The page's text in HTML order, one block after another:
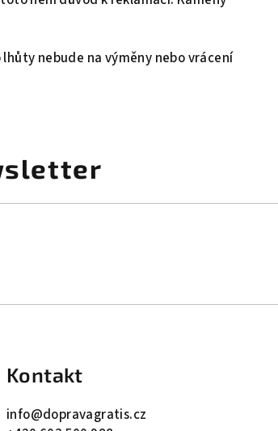
nebude na výměny nebo vrácení
Kontakt
info@dopravagratis.cz